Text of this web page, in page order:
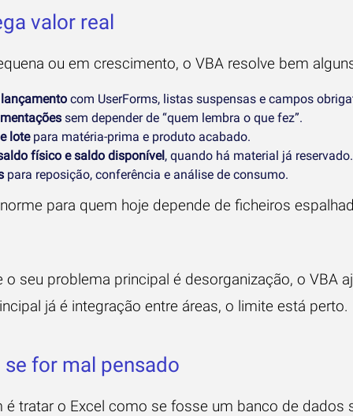
valor real
ou em crescimento, o VBA resolve bem
com UserForms, listas suspensas e campos
sem depender de “quem lembra o que fez”.
lotepara matéria-prima e produto acabado.
físico e saldo disponível, quando há material já reservado.
para reposição, conferência e análise de consumo.
para quem hoje depende de ficheiros
seu problema principal é desorganização, o VBA
já é integração entre áreas, o limite está perto.
se for mal pensado
é tratar o Excel como se fosse um banco de dados